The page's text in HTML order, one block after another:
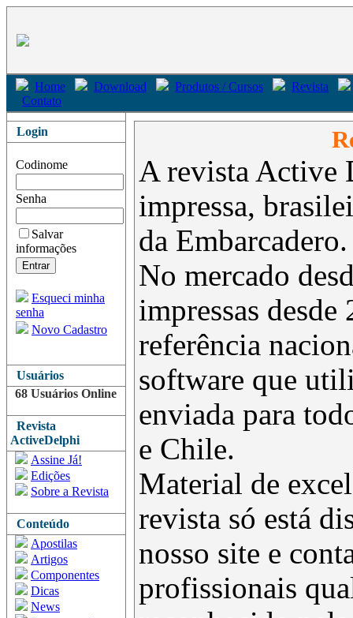
Home Download Produtos / Cursos
Revista
Contato
Login
Codinome
Senha
Salvar
informações
Esqueci minha
senha
Novo Cadastro
Usuários
68 Usuários Online
Revista
ActiveDelphi
Assine Já!
Edições
Sobre a Revista
Conteúdo
Apostilas
Artigos
Componentes
Dicas
News
A revista Active
impressa,
da Embarcadero.
No mercado
impressas
referência
software que
enviada para
e Chile.
Material de
revista só está
nosso site e
profissionais